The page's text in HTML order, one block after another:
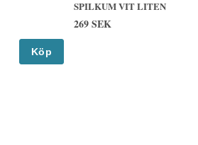
Köp
SPILKUM VIT LITEN
269 SEK